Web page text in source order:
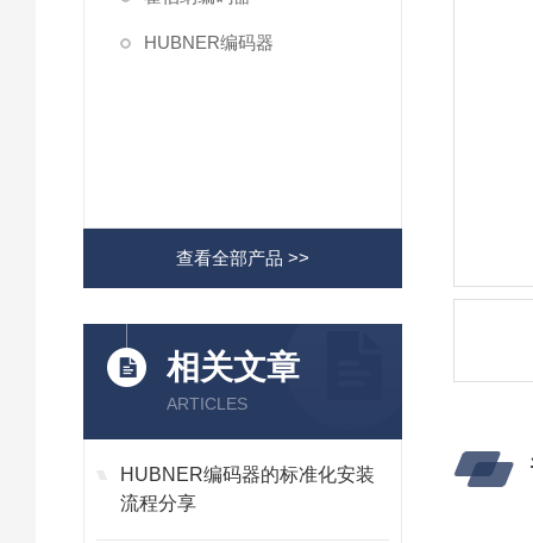
HUBNER编码器
查看全部产品 >>
相关文章
ARTICLES
HUBNER编码器的标准化安装
流程分享